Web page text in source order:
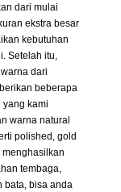
dari mulai
ekstra besar
kebutuhan
Setelah itu,
dari
beberapa
kami
warna natural
polished, gold
tembaga,
bata, bisa anda